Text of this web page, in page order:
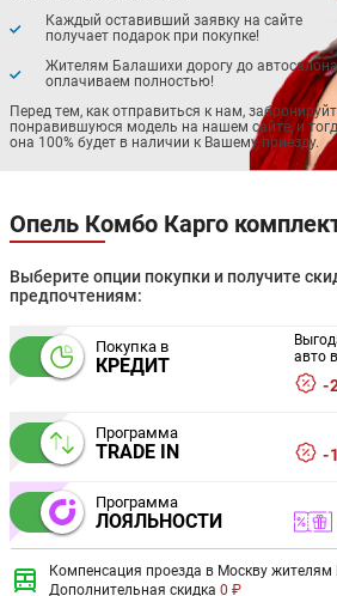
Каждый оставивший заявку на сайте
получает подарок при покупке!
Жителям Балашихи дорогу до автосалона
оплачиваем полностью!
Перед тем, как отправиться к нам,
понравившуюся модель на нашем сайте, и
она 100% будет в наличии к Вашему приезду.
Опель Комбо Карго
Выберите опции покупки и получите
предпочтениям:
Покупка в
КРЕДИТ
авто
Программа
TRADE IN
Программа
ЛОЯЛЬНОСТИ
Компенсация проезда в Москву
Дополнительная скидка 0 ₽